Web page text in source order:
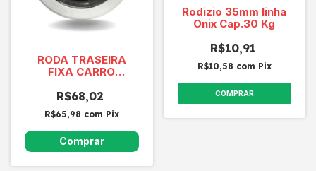
RODA TRASEIRA
FIXA CARRO
BRALIMPIA
CFRODAV
R$68,02
R$65,98 com Pix
Rodizio 35mm linha
Onix Cap.30 Kg
R$10,91
R$10,58 com Pix
COMPRAR